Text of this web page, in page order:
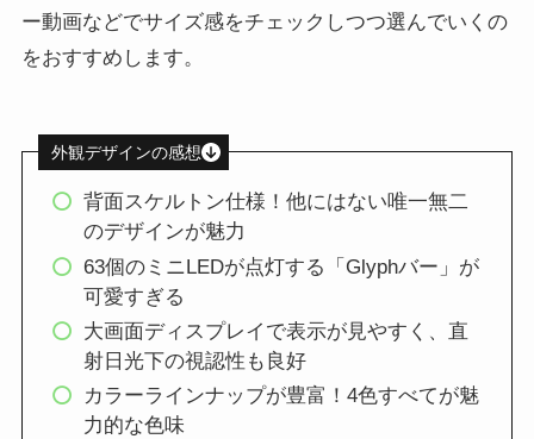
ー動画などでサイズ感をチェックしつつ選んでいくの
をおすすめします。
外観デザインの感想
背面スケルトン仕様！他にはない唯一無二
のデザインが魅力
63個のミニLEDが点灯する「Glyphバー」が
可愛すぎる
大画面ディスプレイで表示が見やすく、直
射日光下の視認性も良好
カラーラインナップが豊富！4色すべてが魅
力的な色味